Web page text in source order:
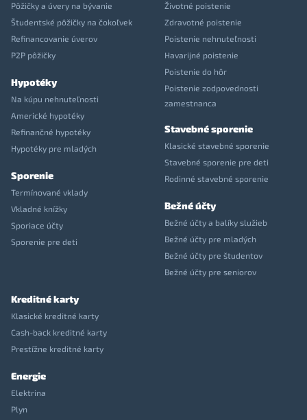
Pôžičky a úvery na bývanie
Študentské pôžičky na čokoľvek
Refinancovanie úverov
P2P pôžičky
Hypotéky
Na kúpu nehnuteľnosti
Americké hypotéky
Refinančné hypotéky
Hypotéky pre mladých
Sporenie
Termínované vklady
Vkladné knížky
Sporiace účty
Sporenie pre deti
Životné poistenie
Zdravotné poistenie
Poistenie nehnuteľnosti
Havarijné poistenie
Poistenie do hôr
Poistenie zodpovednosti
zamestnanca
Stavebné sporenie
Klasické stavebné sporenie
Stavebné sporenie pre deti
Rodinné stavebné sporenie
Bežné účty
Bežné účty a balíky služieb
Bežné účty pre mladých
Bežné účty pre študentov
Bežné účty pre seniorov
Kreditné karty
Klasické kreditné karty
Cash-back kreditné karty
Prestížne kreditné karty
Energie
Elektrina
Plyn